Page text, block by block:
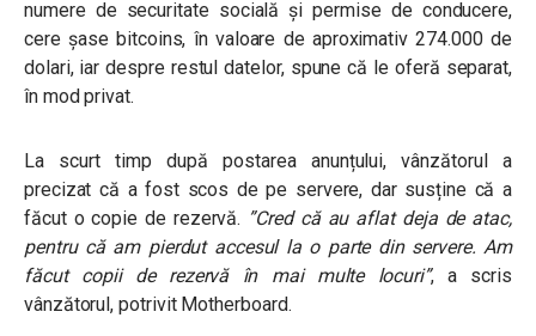
numere de securitate socială și permise de conducere,
cere șase bitcoins, în valoare de aproximativ 274.000 de
dolari, iar despre restul datelor, spune că le oferă separat,
în mod privat.
La scurt timp după postarea anunțului, vânzătorul a
precizat că a fost scos de pe servere, dar susține că a
făcut o copie de rezervă. ”Cred că au aflat deja de atac,
pentru că am pierdut accesul la o parte din servere. Am
făcut copii de rezervă în mai multe locuri”, a scris
vânzătorul, potrivit Motherboard.